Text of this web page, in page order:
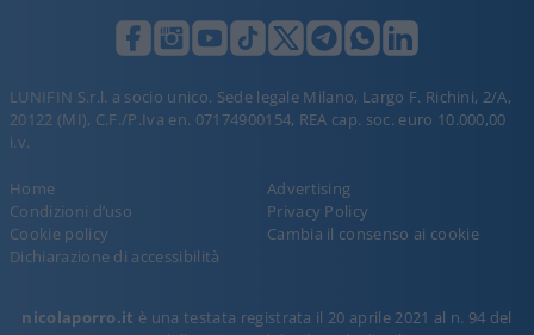
LUNIFIN S.r.l. a socio unico. Sede legale Milano, Largo F. Richini, 2/A,
20122 (MI), C.F./P.Iva en. 07174900154, REA cap. soc. euro 10.000,00
i.v.
Home
Advertising
Condizioni d’uso
Privacy Policy
Cookie policy
Cambia il consenso ai cookie
Dichiarazione di accessibilità
nicolaporro.it è una testata registrata il 20 aprile 2021 al n. 94 del